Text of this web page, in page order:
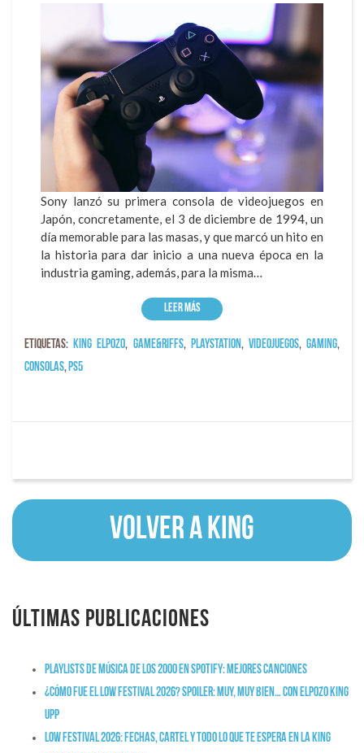
Sony lanzó su primera consola de videojuegos en
Japón, concretamente, el 3 de diciembre de 1994, un
día memorable para las masas, y que marcó un hito en
la historia para dar inicio a una nueva época en la
industria gaming, además, para la misma…
Leer más
Etiquetas: king elpozo, game&riffs, playstation, videojuegos,gaming,
consolas, ps5
Volver a KING
Últimas publicaciones
Playlists de música de los 2000 en Spotify: mejores canciones
¿Cómo fue el Low Festival 2026? Spoiler: muy, muy bien… con ElPozo King
Upp
Low Festival 2026: fechas, cartel y todo lo que te espera en la King